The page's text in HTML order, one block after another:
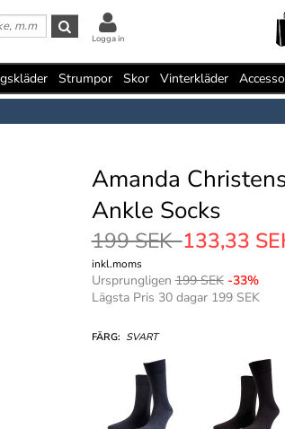
Logga in
Strumpor Skor Vinterkläder
Amanda
Ankle Socks
199 SEK133,33
inkl.moms
Ursprungligen199 SEK -33%
Lägsta Pris 30 dagar 199 SEK
FÄRG: SVART